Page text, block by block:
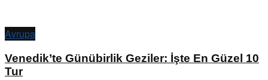
Avrupa
Venedik’te Günübirlik Geziler: İşte En Güzel 10
Tur